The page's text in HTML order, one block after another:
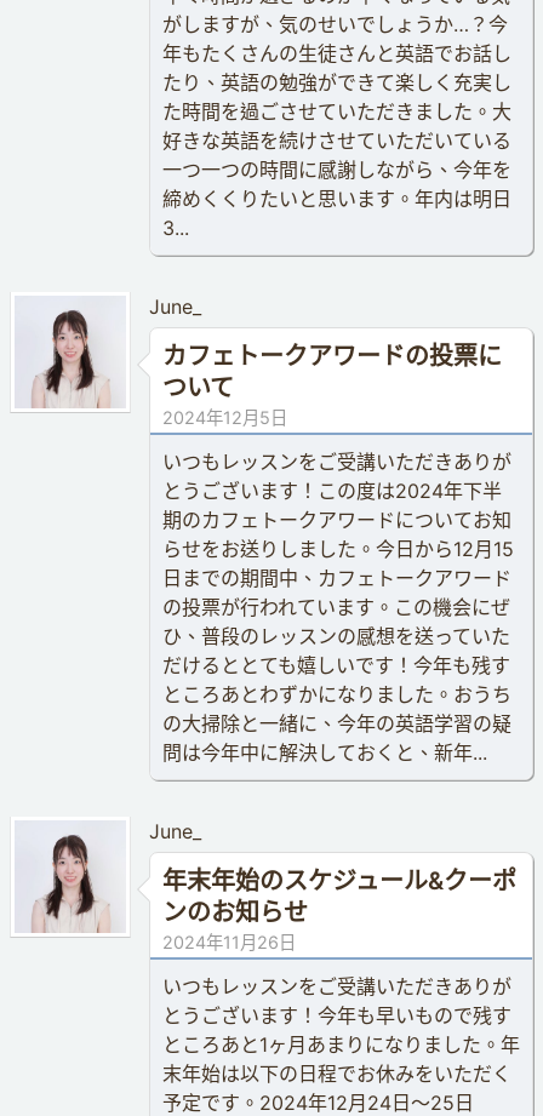
がしますが、気のせいでしょうか…？今
年もたくさんの生徒さんと英語でお話し
たり、英語の勉強ができて楽しく充実し
た時間を過ごさせていただきました。大
好きな英語を続けさせていただいている
一つ一つの時間に感謝しながら、今年を
締めくくりたいと思います。年内は明日
3...
June_
カフェトークアワードの投票に
ついて
2024年12月5日
いつもレッスンをご受講いただきありが
とうございます！この度は2024年下半
期のカフェトークアワードについてお知
らせをお送りしました。今日から12月15
日までの期間中、カフェトークアワード
の投票が行われています。この機会にぜ
ひ、普段のレッスンの感想を送っていた
だけるととても嬉しいです！今年も残す
ところあとわずかになりました。おうち
の大掃除と一緒に、今年の英語学習の疑
問は今年中に解決しておくと、新年...
June_
年末年始のスケジュール&クーポ
ンのお知らせ
2024年11月26日
いつもレッスンをご受講いただきありが
とうございます！今年も早いもので残す
ところあと1ヶ月あまりになりました。年
末年始は以下の日程でお休みをいただく
予定です。2024年12月24日〜25日